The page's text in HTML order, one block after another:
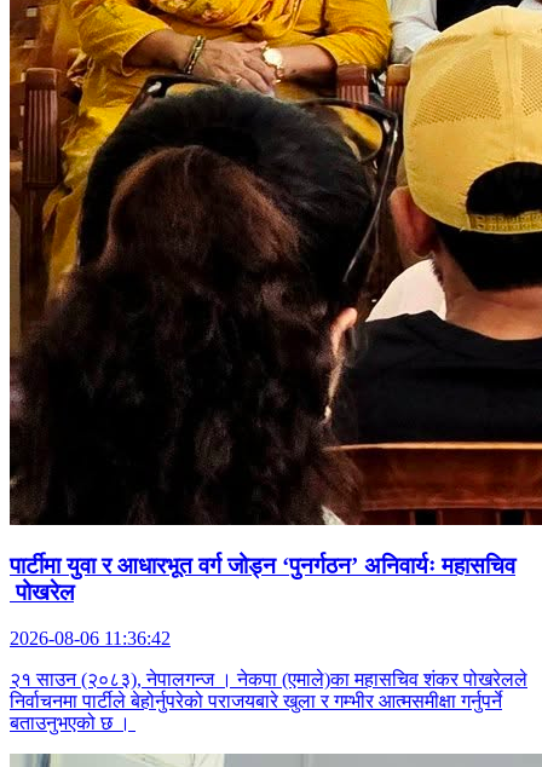
पार्टीमा युवा र आधारभूत वर्ग जोड्न ‘पुनर्गठन’ अनिवार्यः महासचिव
पोखरेल
2026-08-06 11:36:42
२१ साउन (२०८३), नेपालगन्ज । नेकपा (एमाले)का महासचिव शंकर पोखरेलले
निर्वाचनमा पार्टीले बेहोर्नुपरेको पराजयबारे खुला र गम्भीर आत्मसमीक्षा गर्नुपर्ने
बताउनुभएको छ ।